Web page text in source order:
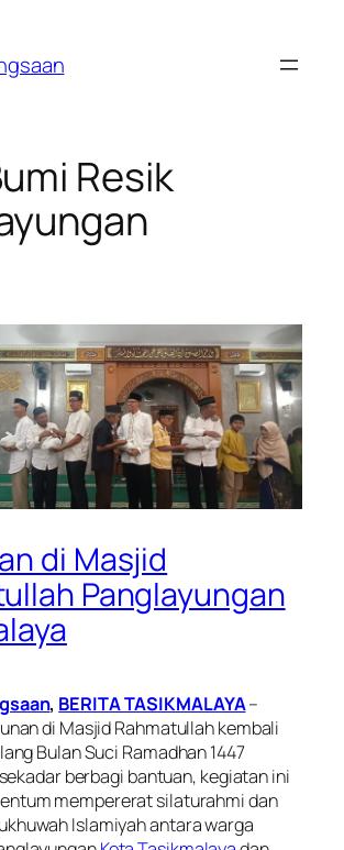
Resik
di Masjid
Panglayungan
, BERITA TASIKMALAYA–
di Masjid Rahmatullah kembali
Bulan Suci Ramadhan 1447
berbagi bantuan, kegiatan ini
mempererat silaturahmi dan
Islamiyah antara warga